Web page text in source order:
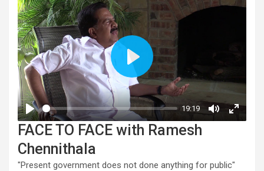
FACE TO FACE with Ramesh
Chennithala
"Present government does not done anything for public"